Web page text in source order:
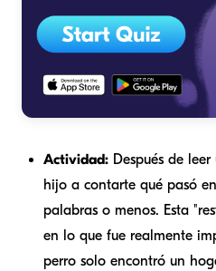
Actividad: Después de
hijo a contarte qué pasó
palabras o menos. Esta
en lo que fue realmente
perro solo encontró un